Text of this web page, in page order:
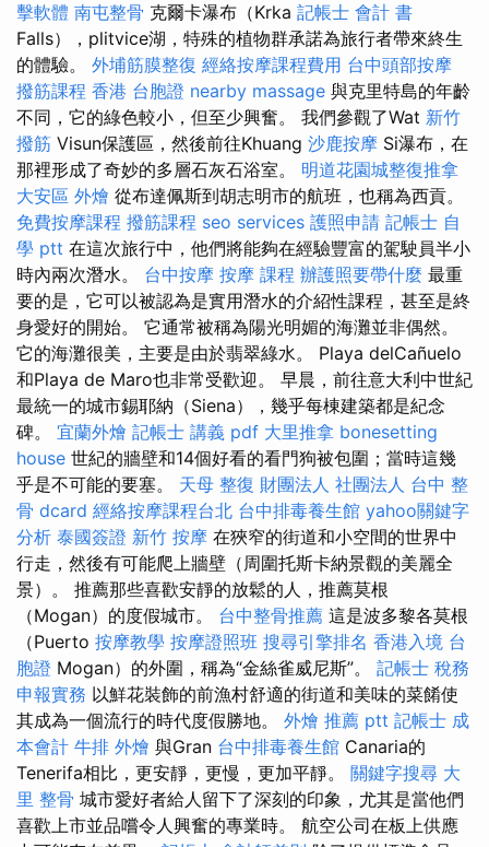
擊軟體 南屯整骨 克爾卡瀑布（Krka 記帳士 會計 書
Falls），plitvice湖，特殊的植物群承諾為旅行者帶來終生
的體驗。 外埔筋膜整復 經絡按摩課程費用 台中頭部按摩
撥筋課程 香港 台胞證 nearby massage 與克里特島的年齡
不同，它的綠色較小，但至少興奮。 我們參觀了Wat 新竹
撥筋 Visun保護區，然後前往Khuang 沙鹿按摩 Si瀑布，在
那裡形成了奇妙的多層石灰石浴室。 明道花園城整復推拿
大安區 外燴 從布達佩斯到胡志明市的航班，也稱為西貢。
免費按摩課程 撥筋課程 seo services 護照申請 記帳士 自
學 ptt 在這次旅行中，他們將能夠在經驗豐富的駕駛員半小
時內兩次潛水。 台中按摩 按摩 課程 辦護照要帶什麼 最重
要的是，它可以被認為是實用潛水的介紹性課程，甚至是終
身愛好的開始。 它通常被稱為陽光明媚的海灘並非偶然。
它的海灘很美，主要是由於翡翠綠水。 Playa delCañuelo
和Playa de Maro也非常受歡迎。 早晨，前往意大利中世紀
最統一的城市錫耶納（Siena），幾乎每棟建築都是紀念
碑。 宜蘭外燴 記帳士 講義 pdf 大里推拿 bonesetting
house 世紀的牆壁和14個好看的看門狗被包圍；當時這幾
乎是不可能的要塞。 天母 整復 財團法人 社團法人 台中 整
骨 dcard 經絡按摩課程台北 台中排毒養生館 yahoo關鍵字
分析 泰國簽證 新竹 按摩 在狹窄的街道和小空間的世界中
行走，然後有可能爬上牆壁（周圍托斯卡納景觀的美麗全
景）。 推薦那些喜歡安靜的放鬆的人，推薦莫根
（Mogan）的度假城市。 台中整骨推薦 這是波多黎各莫根
（Puerto 按摩教學 按摩證照班 搜尋引擎排名 香港入境 台
胞證 Mogan）的外圍，稱為“金絲雀威尼斯”。 記帳士 稅務
申報實務 以鮮花裝飾的前漁村舒適的街道和美味的菜餚使
其成為一個流行的時代度假勝地。 外燴 推薦 ptt 記帳士 成
本會計 牛排 外燴 與Gran 台中排毒養生館 Canaria的
Tenerifa相比，更安靜，更慢，更加平靜。 關鍵字搜尋 大
里 整骨 城市愛好者給人留下了深刻的印象，尤其是當他們
喜歡上市並品嚐令人興奮的專業時。 航空公司在板上供應